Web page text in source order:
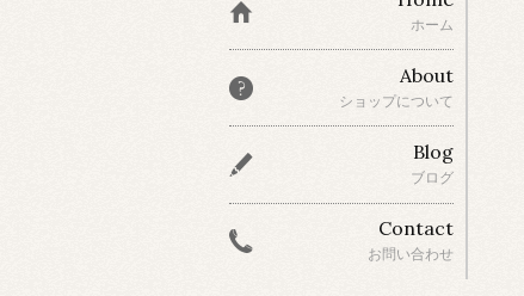
ホーム
About
ショップについて
Blog
ブログ
Contact
お問い合わせ